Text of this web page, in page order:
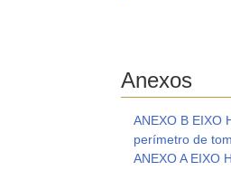
Anexos
ANEXO B EIXO
perímetro de
ANEXO A EIXO